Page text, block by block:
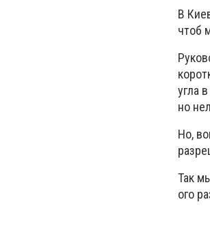
В
чтоб
угла
но
Но,
Так
ого